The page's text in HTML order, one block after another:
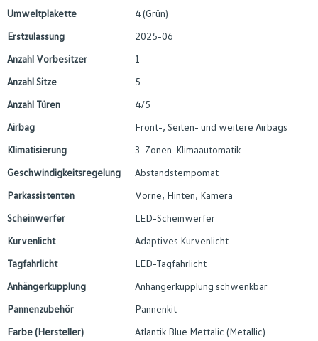
Umweltplakette
4 (Grün)
Erstzulassung
2025-06
Anzahl Vorbesitzer
1
Anzahl Sitze
5
Anzahl Türen
4/5
Airbag
Front-, Seiten- und weitere Airbags
Klimatisierung
3-Zonen-Klimaautomatik
Geschwindigkeitsregelung
Abstandstempomat
Parkassistenten
Vorne, Hinten, Kamera
Scheinwerfer
LED-Scheinwerfer
Kurvenlicht
Adaptives Kurvenlicht
Tagfahrlicht
LED-Tagfahrlicht
Anhängerkupplung
Anhängerkupplung schwenkbar
Pannenzubehör
Pannenkit
Farbe (Hersteller)
Atlantik Blue Mettalic (Metallic)